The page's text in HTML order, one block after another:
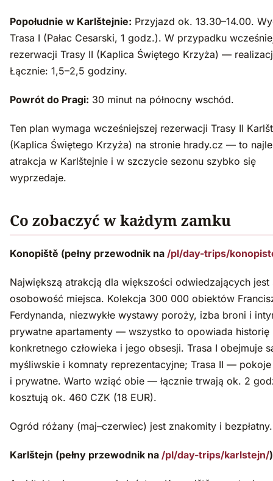
Popołudnie w Karlštejnie: Przyjazd ok. 13.30–14.00.
Trasa I (Pałac Cesarski, 1 godz.). W przypadku
rezerwacji Trasy II (Kaplica Świętego Krzyża) —
Łącznie: 1,5–2,5 godziny.
Powrót do Pragi: 30 minut na północny wschód.
Ten plan wymaga wcześniejszej rezerwacji Trasy II
(Kaplica Świętego Krzyża) na stronie hrady.cz — to
atrakcja w Karlštejnie i w szczycie sezonu szybko się
wyprzedaje.
Co zobaczyć w każdym zamku
Konopiště (pełny przewodnik na /pl/day-trips/
Największą atrakcją dla większości odwiedzających jest
osobowość miejsca. Kolekcja 300 000 obiektów
Ferdynanda, niezwykłe wystawy poroży, izba broni i
prywatne apartamenty — wszystko to opowiada historię
konkretnego człowieka i jego obsesji. Trasa I obejmuje
myśliwskie i komnaty reprezentacyjne; Trasa II —
i prywatne. Warto wziąć obie — łącznie trwają ok. 2
kosztują ok. 460 CZK (18 EUR).
Ogród różany (maj–czerwiec) jest znakomity i bezpłatny.
Karlštejn (pełny przewodnik na /pl/day-trips/karlstejn/)